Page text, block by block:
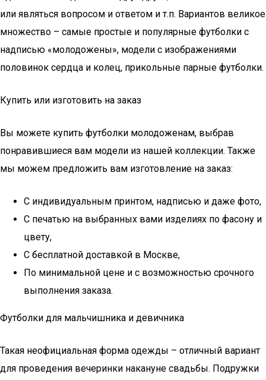
или являться вопросом и ответом и т.п. Вариантов великое
множество – самые простые и популярные футболки с
надписью «молодожены», модели с изображениями
половинок сердца и колец, прикольные парные футболки.
Купить или изготовить на заказ
Вы можете купить футболки молодоженам, выбрав
понравившиеся вам модели из нашей коллекции. Также
мы можем предложить вам изготовление на заказ:
С индивидуальным принтом, надписью и даже фото,
С печатью на выбранных вами изделиях по фасону и
цвету,
С бесплатной доставкой в Москве,
По минимальной цене и с возможностью срочного
выполнения заказа.
Футболки для мальчишника и девичника
Такая неофициальная форма одежды – отличный вариант
для проведения вечеринки накануне свадьбы. Подружки